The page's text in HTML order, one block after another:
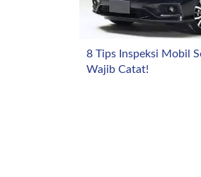
8 Tips Inspeksi Mobil
Wajib Catat!